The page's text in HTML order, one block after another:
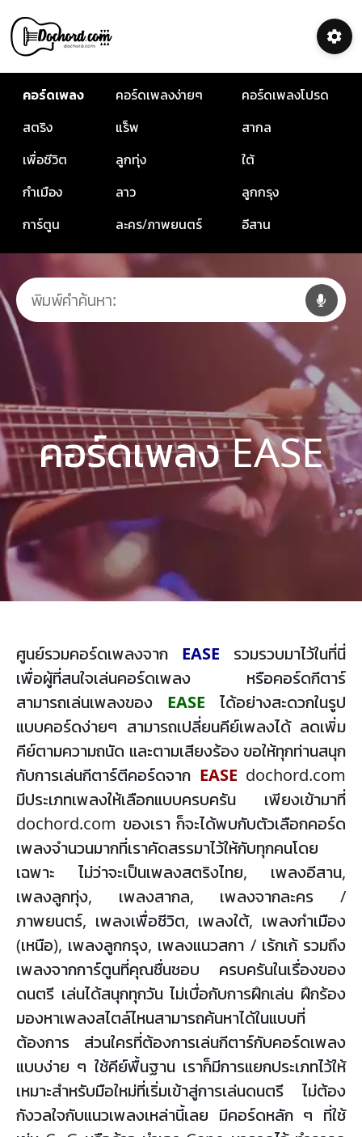
คอร์ดเพลง คอร์ดเพลงง่ายๆ
คอร์ดเพลงโปรด
สตริง
แร็พ
สากล
เพื่อชีวิต
ลูกทุ่ง
ใต้
กำเมือง
ลาว
ลูกกรุง
การ์ตูน
ละคร/ภาพยนตร์ อีสาน
คอร์ดเพลง EASE
ศูนย์รวมคอร์ดเพลงจาก EASE รวมรวบมาไว้ในที่นี่
เพื่อผู้ที่สนใจเล่นคอร์ดเพลง หรือคอร์ดกีตาร์
สามารถเล่นเพลงของ EASE ได้อย่างสะดวกในรูป
แบบคอร์ดง่ายๆ สามารถเปลี่ยนคีย์เพลงได้ ลดเพิ่ม
คีย์ตามความถนัด และตามเสียงร้อง ขอให้ทุกท่านสนุก
กับการเล่นกีตาร์ตีคอร์ดจาก EASE dochord.com
มีประเภทเพลงให้เลือกแบบครบครัน เพียงเข้ามาที่
dochord.com ของเรา ก็จะได้พบกับตัวเลือกคอร์ด
เพลงจำนวนมากที่เราคัดสรรมาไว้ให้กับทุกคนโดย
เฉพาะ ไม่ว่าจะเป็นเพลงสตริงไทย, เพลงอีสาน,
เพลงลูกทุ่ง, เพลงสากล, เพลงจากละคร /
ภาพยนตร์, เพลงเพื่อชีวิต, เพลงใต้, เพลงกำเมือง
(เหนือ), เพลงลูกกรุง, เพลงแนวสกา / เร้กเก้ รวมถึง
เพลงจากการ์ตูนที่คุณชื่นชอบ ครบครันในเรื่องของ
ดนตรี เล่นได้สนุกทุกวัน ไม่เบื่อกับการฝึกเล่น ฝึกร้อง
มองหาเพลงสไตล์ไหนสามารถค้นหาได้ในแบบที่
ต้องการ ส่วนใครที่ต้องการเล่นกีตาร์กับคอร์ดเพลง
แบบง่าย ๆ ใช้คีย์พื้นฐาน เราก็มีการแยกประเภทไว้ให้
เหมาะสำหรับมือใหม่ที่เริ่มเข้าสู่การเล่นดนตรี ไม่ต้อง
กังวลใจกับแนวเพลงเหล่านี้เลย มีคอร์ดหลัก ๆ ที่ใช้